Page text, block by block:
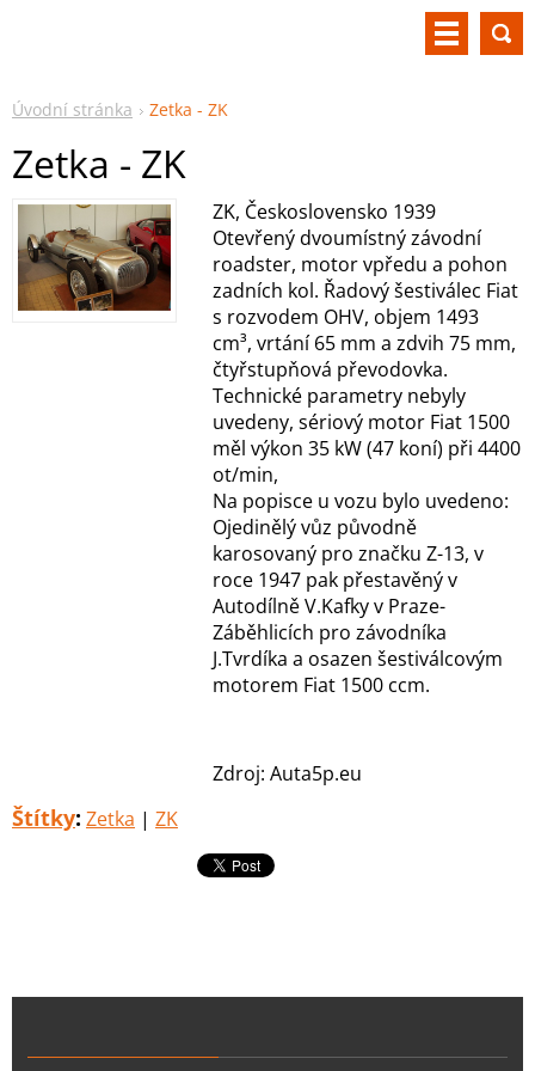
Úvodní stránka Zetka - ZK
Zetka - ZK
ZK, Československo 1939
Otevřený dvoumístný závodní
roadster, motor vpředu a pohon
zadních kol. Řadový šestiválec Fiat
s rozvodem OHV, objem 1493
cm³, vrtání 65 mm a zdvih 75 mm,
čtyřstupňová převodovka.
Technické parametry nebyly
uvedeny, sériový motor Fiat 1500
měl výkon 35 kW (47 koní) při 4400
ot/min,
Na popisce u vozu bylo uvedeno:
Ojedinělý vůz původně
karosovaný pro značku Z-13, v
roce 1947 pak přestavěný v
Autodílně V.Kafky v Praze-
Záběhlicích pro závodníka
J.Tvrdíka a osazen šestiválcovým
motorem Fiat 1500 ccm.
Zdroj: Auta5p.eu
Štítky: Zetka | ZK